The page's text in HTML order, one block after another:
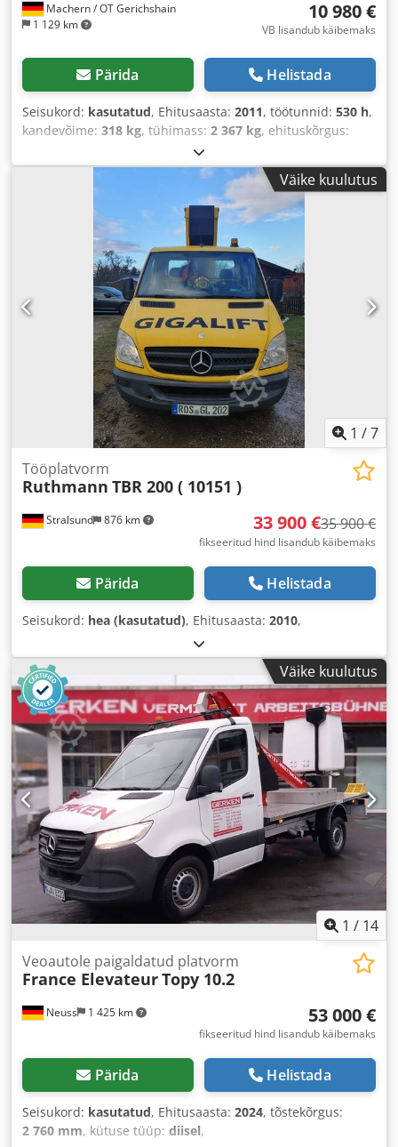
Machern / OT Gerichshain
1 129 km
10 980 €
VB lisandub käibemaks
Pärida Helistada
Seisukord: kasutatud, Ehitusaasta: 2011, töötunnid: 530 h,
kandevõime: 318 kg, tühimass: 2 367 kg, ehituskõrgus:
2 440 mm
ehituslaius:1 160 mm, töökõrgus:11 780 mm,
Väike kuulutus
1 /7
Stralsund 876 km
Tööplatvorm
Ruthmann TBR 200 ( 10151 )
33 900 €35 900 €
fikseeritud hind lisandub käibemaks
Pärida Helistada
Seisukord: hea (kasutatud), Ehitusaasta: 2010,
Väike kuulutus
1 / 14
Neuss 1 425 km
Veoautole paigaldatud platvorm
France ElevateurTopy 10.2
53 000 €
fikseeritud hind lisandub käibemaks
Pärida Helistada
Seisukord: kasutatud, Ehitusaasta: 2024, tõstekõrgus:
2 760 mm, kütuse tüüp: diisel,